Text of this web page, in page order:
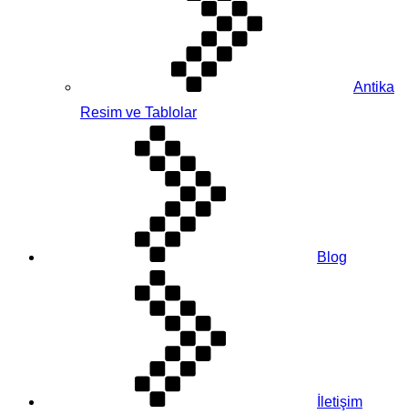
Antika
Resim ve Tablolar
Blog
İletişim